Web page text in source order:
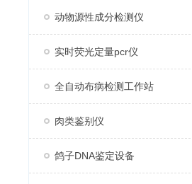
动物源性成分检测仪
实时荧光定量pcr仪
全自动布病检测工作站
肉类鉴别仪
鸽子DNA鉴定设备